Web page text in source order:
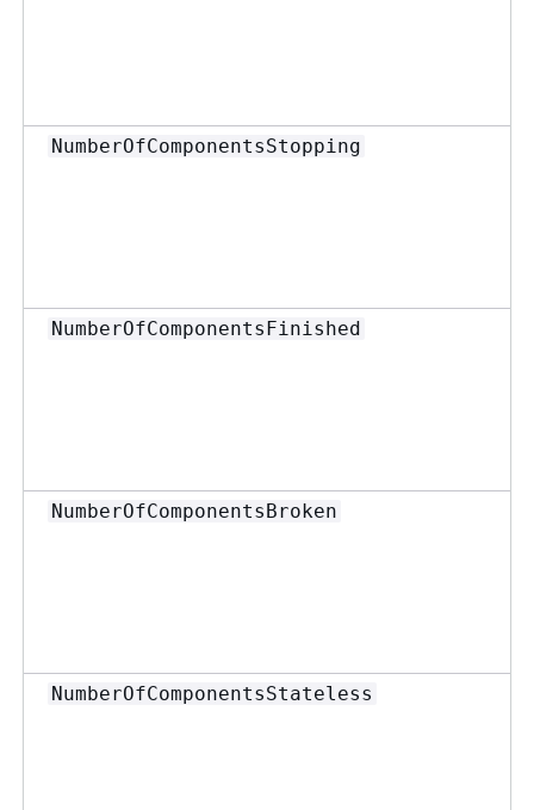
NumberOfComponentsStopping
NumberOfComponentsFinished
NumberOfComponentsBroken
NumberOfComponentsStateless